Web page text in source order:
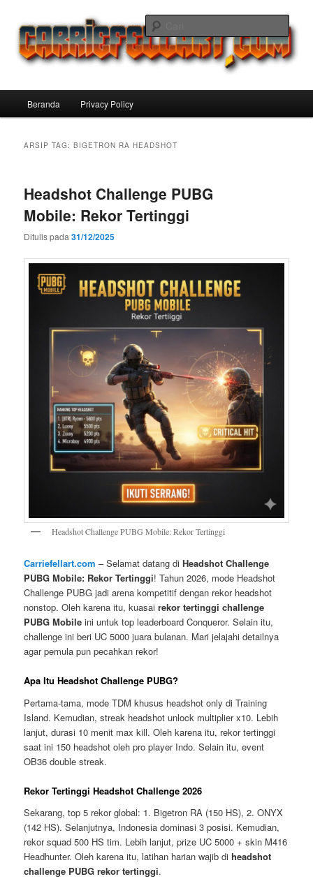
konten
utama
konten
sekunderCarriefellart Pilihan Terbaik Game
Offline Android 2025 yang Wajib
Kamu Coba
Cari
Beranda Privacy Policy
ARSIP TAG:BIGETRON RA HEADSHOT
Headshot Challenge PUBG
Mobile: Rekor Tertinggi
Ditulis pada31/12/2025
Headshot Challenge PUBG Mobile: Rekor Tertinggi
Carriefellart.com – Selamat datang diHeadshot Challenge
PUBG Mobile: Rekor Tertinggi! Tahun 2026, mode Headshot
Challenge PUBG jadi arena kompetitif dengan rekor headshot
nonstop. Oleh karena itu, kuasairekor tertinggi challenge
PUBG Mobile ini untuk top leaderboard Conqueror. Selain itu,
challenge ini beri UC 5000 juara bulanan. Mari jelajahi detailnya
agar pemula pun pecahkan rekor!
Apa Itu Headshot Challenge PUBG?
Pertama-tama, mode TDM khusus headshot only di Training
Island. Kemudian, streak headshot unlock multiplier x10. Lebih
lanjut, durasi 10 menit max kill. Oleh karena itu, rekor tertinggi
saat ini 150 headshot oleh pro player Indo. Selain itu, event
OB36 double streak.
Rekor Tertinggi Headshot Challenge 2026
Sekarang, top 5 rekor global: 1. Bigetron RA (150 HS), 2. ONYX
(142 HS). Selanjutnya, Indonesia dominasi 3 posisi. Kemudian,
rekor squad 500 HS tim. Lebih lanjut, prize UC 5000 + skin M416
Headhunter. Oleh karena itu, latihan harian wajib diheadshot
challenge PUBG rekor tertinggi.